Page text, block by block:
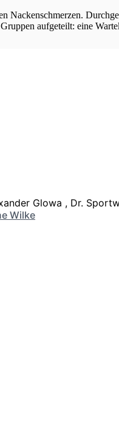
aufgeteilt: eine
Wilke